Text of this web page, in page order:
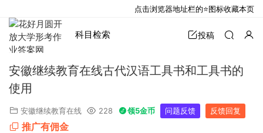
科目检索 投稿
安徽继续教育在线古代汉语工具书和工具书的
使用
安徽继续教育在线 228 领5金币 问题反馈 反馈回复
推广有佣金
点击浏览器地址栏的⭐图标收藏本页